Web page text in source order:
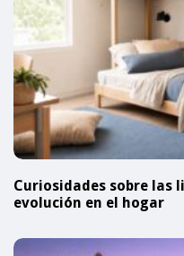
Curiosidades sobre las
evolución en el hogar